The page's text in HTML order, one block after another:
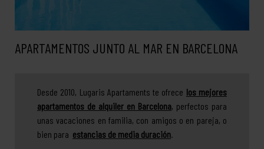
APARTAMENTOS JUNTO AL MAR EN BARCELONA
Desde 2010, Lugaris Apartaments te ofrece los mejores
apartamentos de alquiler en Barcelona, perfectos para
unas vacaciones en familia, con amigos o en pareja, o
bien para estancias de media duración